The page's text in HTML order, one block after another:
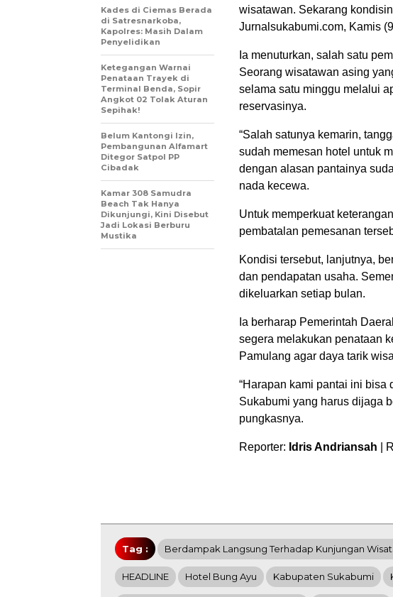
wisatawan. Sekarang
Jurnalsukabumi.com, Kamis
Ia menuturkan, salah satu
Seorang wisatawan asing
selama satu minggu melalui
reservasinya.
“Salah satunya kemarin,
sudah memesan hotel untuk
dengan alasan pantainya
nada kecewa.
Untuk memperkuat
pembatalan pemesanan
Kondisi tersebut, lanjutnya,
dan pendapatan usaha.
dikeluarkan setiap bulan.
Ia berharap Pemerintah
segera melakukan penataan
Pamulang agar daya tarik
“Harapan kami pantai ini bisa
Sukabumi yang harus dijaga
pungkasnya.
Reporter: Idris Andriansah |
Kades di Ciemas Berada
di Satresnarkoba,
Kapolres: Masih Dalam
Penyelidikan
Ketegangan Warnai
Penataan Trayek di
Terminal Benda, Sopir
Angkot 02 Tolak Aturan
Sepihak!
Belum Kantongi Izin,
Pembangunan Alfamart
Ditegor Satpol PP
Cibadak
Kamar 308 Samudra
Beach Tak Hanya
Dikunjungi, Kini Disebut
Jadi Lokasi Berburu
Mustika
Tag : Berdampak Langsung Terhadap Kunjungan
HEADLINE Hotel Bung Ayu Kabupaten Sukabumi